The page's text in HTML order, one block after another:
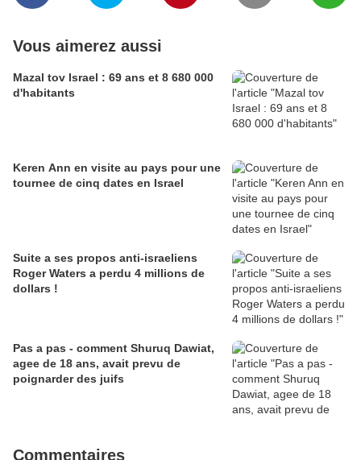
Vous aimerez aussi
Mazal tov Israel : 69 ans et 8 680 000
d'habitants
Keren Ann en visite au pays pour une
tournee de cinq dates en Israel
Suite a ses propos anti-israeliens
Roger Waters a perdu 4 millions de
dollars !
Pas a pas - comment Shuruq Dawiat,
agee de 18 ans, avait prevu de
poignarder des juifs
Commentaires